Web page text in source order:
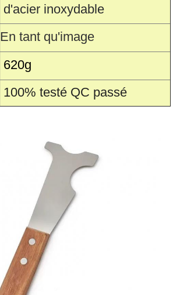
d'acier inoxydable
En tant qu'image
620g
100% testé QC passé